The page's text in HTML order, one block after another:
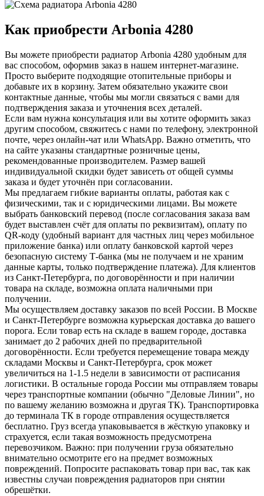
Как приобрести Arbonia 4280
Вы можете приобрести радиатор Arbonia 4280 удобным для
вас способом, оформив заказ в нашем интернет-магазине.
Просто выберите подходящие отопительные приборы и
добавьте их в корзину. Затем обязательно укажите свои
контактные данные, чтобы мы могли связаться с вами для
подтверждения заказа и уточнения всех деталей.
Если вам нужна консультация или вы хотите оформить заказ
другим способом, свяжитесь с нами по телефону, электронной
почте, через онлайн-чат или WhatsApp. Важно отметить, что
на сайте указаны стандартные розничные цены,
рекомендованные производителем. Размер вашей
индивидуальной скидки будет зависеть от общей суммы
заказа и будет уточнён при согласовании.
Мы предлагаем гибкие варианты оплаты, работая как с
физическими, так и с юридическими лицами. Вы можете
выбрать банковский перевод (после согласования заказа вам
будет выставлен счёт для оплаты по реквизитам), оплату по
QR-коду (удобный вариант для частных лиц через мобильное
приложение банка) или оплату банковской картой через
безопасную систему Т-банка (мы не получаем и не храним
данные карты, только подтверждение платежа). Для клиентов
из Санкт-Петербурга, по договорённости и при наличии
товара на складе, возможна оплата наличными при
получении.
Мы осуществляем доставку заказов по всей России. В Москве
и Санкт-Петербурге возможна курьерская доставка до вашего
порога. Если товар есть на складе в вашем городе, доставка
занимает до 2 рабочих дней по предварительной
договорённости. Если требуется перемещение товара между
складами Москвы и Санкт-Петербурга, срок может
увеличиться на 1-1.5 недели в зависимости от расписания
логистики. В остальные города России мы отправляем товары
через транспортные компании (обычно "Деловые Линии", но
по вашему желанию возможна и другая ТК). Транспортировка
до терминала ТК в городе отправления осуществляется
бесплатно. Груз всегда упаковывается в жёсткую упаковку и
страхуется, если такая возможность предусмотрена
перевозчиком. Важно: при получении груза обязательно
внимательно осмотрите его на предмет возможных
повреждений. Попросите распаковать товар при вас, так как
известны случаи повреждения радиаторов при снятии
обрешётки.